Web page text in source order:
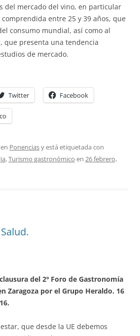
del mercado del vino, en particular
entre 25 y 39 años, que
consumo mundial, así como al
que presenta una tendencia
de mercado.
Twitter Facebook
Ponenciasy está etiquetada con
,Turismo gastronómico en 26 febrero,
del 2º Foro de Gastronomía
Zaragoza por el Grupo Heraldo. 16
que desde la UE debemos